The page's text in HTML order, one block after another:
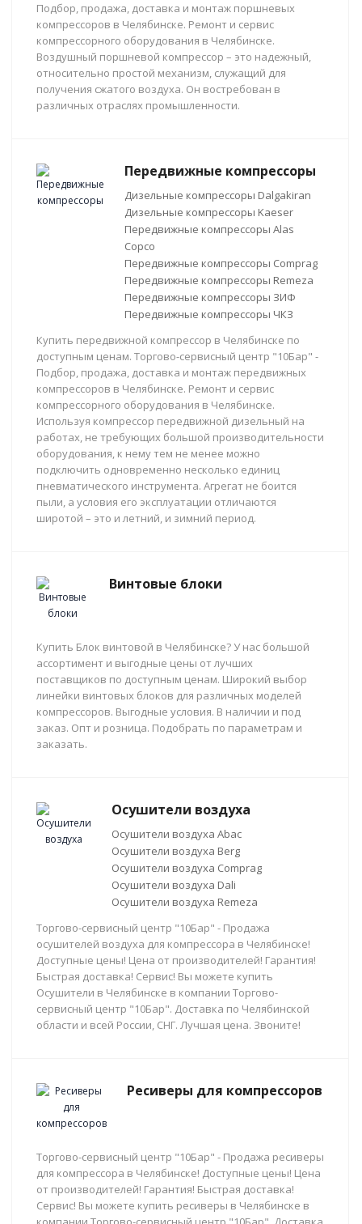
Подбор, продажа, доставка и монтаж поршневых
компрессоров в Челябинске. Ремонт и сервис
компрессорного оборудования в Челябинске.
Воздушный поршневой компрессор – это надежный,
относительно простой механизм, служащий для
получения сжатого воздуха. Он востребован в
различных отраслях промышленности.
Передвижные компрессоры
Дизельные компрессоры Dalgakiran
Дизельные компрессоры Kaeser
Передвижные компрессоры Alas
Copco
Передвижные компрессоры Comprag
Передвижные компрессоры Remeza
Передвижные компрессоры ЗИФ
Передвижные компрессоры ЧКЗ
Купить передвижной компрессор в Челябинске по
доступным ценам. Торгово-сервисный центр "10Бар" -
Подбор, продажа, доставка и монтаж передвижных
компрессоров в Челябинске. Ремонт и сервис
компрессорного оборудования в Челябинске.
Используя компрессор передвижной дизельный на
работах, не требующих большой производительности
оборудования, к нему тем не менее можно
подключить одновременно несколько единиц
пневматического инструмента. Агрегат не боится
пыли, а условия его эксплуатации отличаются
широтой – это и летний, и зимний период.
Винтовые блоки
Купить Блок винтовой в Челябинске? У нас большой
ассортимент и выгодные цены от лучших
поставщиков по доступным ценам. Широкий выбор
линейки винтовых блоков для различных моделей
компрессоров. Выгодные условия. В наличии и под
заказ. Опт и розница. Подобрать по параметрам и
заказать.
Осушители воздуха
Осушители воздуха Abac
Осушители воздуха Berg
Осушители воздуха Comprag
Осушители воздуха Dali
Осушители воздуха Remeza
Торгово-сервисный центр "10Бар" - Продажа
осушителей воздуха для компрессора в Челябинске!
Доступные цены! Цена от производителей! Гарантия!
Быстрая доставка! Сервис! Вы можете купить
Осушители в Челябинске в компании Торгово-
сервисный центр "10Бар". Доставка по Челябинской
области и всей России, СНГ. Лучшая цена. Звоните!
Ресиверы для компрессоров
Торгово-сервисный центр "10Бар" - Продажа ресиверы
для компрессора в Челябинске! Доступные цены! Цена
от производителей! Гарантия! Быстрая доставка!
Сервис! Вы можете купить ресиверы в Челябинске в